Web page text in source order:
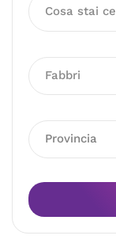
Fabbri
Provincia